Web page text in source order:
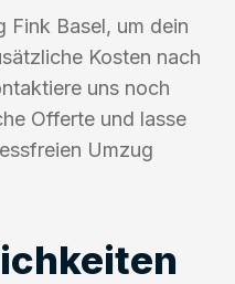
Fink Basel, um dein
Kosten nach
uns noch
Offerte und lasse
Umzug